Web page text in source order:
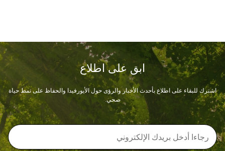
ابق على اطلاع
اشترك للبقاء على اطلاع بأحدث الأخبار والرؤى حول الأيورفيدا والحفاظ على نمط حياة
صحي.